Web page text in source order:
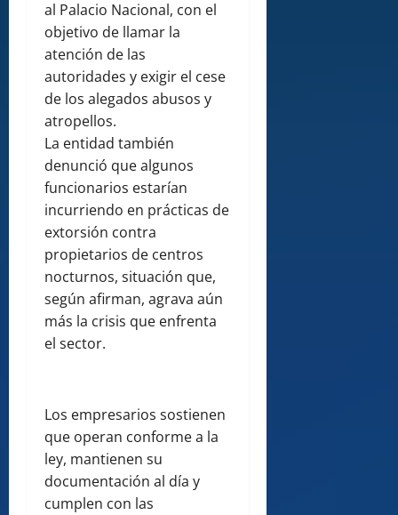
al Palacio Nacional, con el
objetivo de llamar la
atención de las
autoridades y exigir el cese
de los alegados abusos y
atropellos.
La entidad también
denunció que algunos
funcionarios estarían
incurriendo en prácticas de
extorsión contra
propietarios de centros
nocturnos, situación que,
según afirman, agrava aún
más la crisis que enfrenta
el sector.
Los empresarios sostienen
que operan conforme a la
ley, mantienen su
documentación al día y
cumplen con las